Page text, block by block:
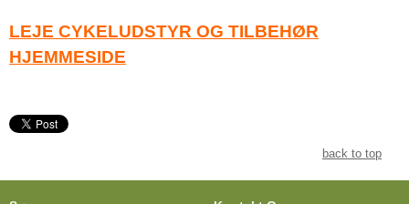
LEJE CYKELUDSTYR OG TILBEHØR
HJEMMESIDE
back to top